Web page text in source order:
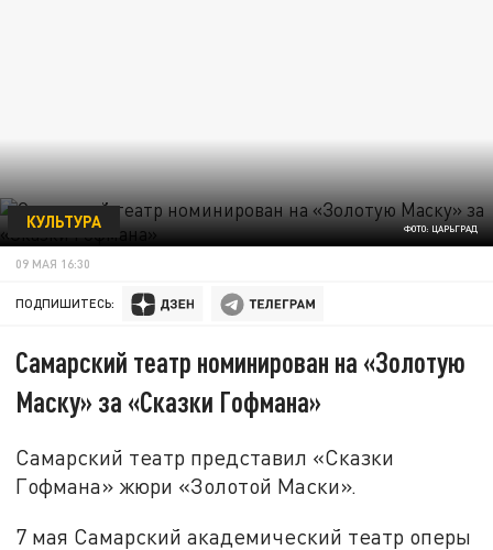
ФОТО: ЦАРЬГРАД
КУЛЬТУРА
09 МАЯ 16:30
ПОДПИШИТЕСЬ:
Самарский театр номинирован на «Золотую
Маску» за «Сказки Гофмана»
Самарский театр представил «Сказки
Гофмана» жюри «Золотой Маски».
7 мая Самарский академический театр оперы